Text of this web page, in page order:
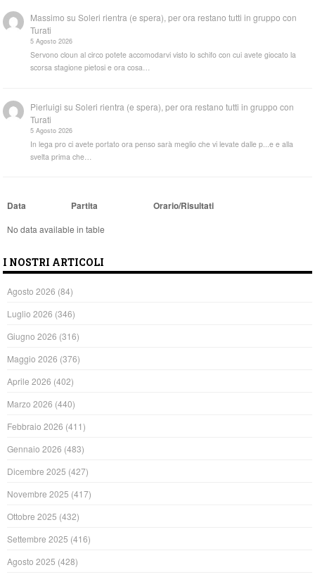
Massimo suSoleri rientra (e spera), per ora restano tutti in gruppo con
Turati
5 Agosto 2026
Servono cloun al circo potete accomodarvi visto lo schifo con cui avete giocato la
scorsa stagione pietosi e ora cosa…
Pierluigi suSoleri rientra (e spera), per ora restano tutti in gruppo con
Turati
5 Agosto 2026
In lega pro ci avete portato ora penso sarà meglio che vi levate dalle p...e e alla
svelta prima che…
Data Partita Orario/Risultati
No data available in table
I NOSTRI ARTICOLI
Agosto 2026 (84)
Luglio 2026 (346)
Giugno 2026 (316)
Maggio 2026 (376)
Aprile 2026 (402)
Marzo 2026 (440)
Febbraio 2026 (411)
Gennaio 2026 (483)
Dicembre 2025 (427)
Novembre 2025 (417)
Ottobre 2025 (432)
Settembre 2025 (416)
Agosto 2025 (428)